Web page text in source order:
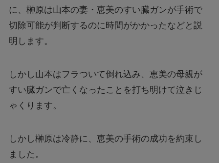
に、榊原は山本の妻・恵美のすい臓ガンが手術で
切除可能が判断するのに時間がかかったなどと説
明します。
しかし山本はフラついて倒れ込み、恵美の母親が
すい臓ガンで亡くなったことを打ち明けて泣きじ
ゃくります。
しかし榊原は冷静に、恵美の手術の成功を約束し
ました。